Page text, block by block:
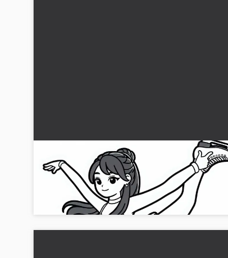
Konståkare visar figur - Målarbild gratis
Upplev elegansen hos konståkaren i denna gratismatch.
Ladda ner den nu!...